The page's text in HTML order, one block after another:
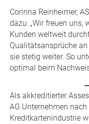
Corinna Reinheimer,
dazu: „Wir freuen uns,
Kunden weltweit
Qualitätsansprüche
sie stetig weiter. So
optimal beim
Als akkreditierter
AG Unternehmen
Kreditkartenindustrie